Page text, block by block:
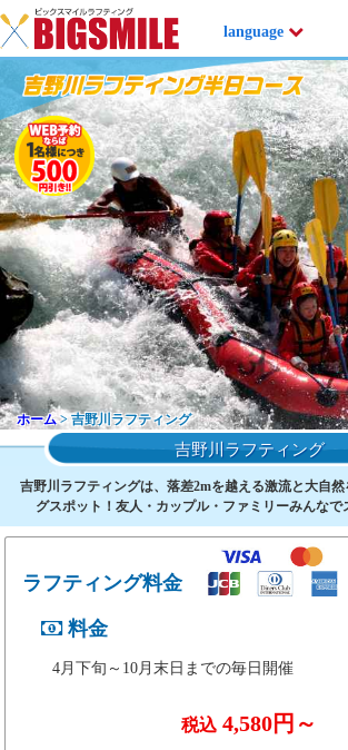
language
ホーム> 吉野川ラフティング
吉野川ラフティング
吉野川ラフティングは、落差2mを越える激流と大自
グスポット！友人・カップル・ファミリーみんなで
ラフティング料金
料金
4月下旬～10月末日までの毎日開催
税込 4,580円～